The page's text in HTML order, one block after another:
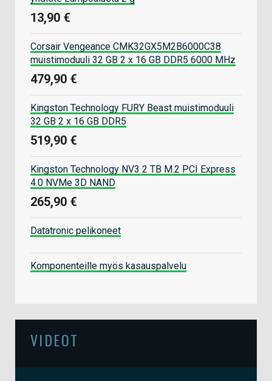
13,90 €
Corsair Vengeance CMK32GX5M2B6000C38
muistimoduuli 32 GB 2 x 16 GB DDR5 6000 MHz
479,90 €
Kingston Technology FURY Beast muistimoduuli
32 GB 2 x 16 GB DDR5
519,90 €
Kingston Technology NV3 2 TB M.2 PCI Express
4.0 NVMe 3D NAND
265,90 €
Datatronic pelikoneet
Komponenteille myös kasauspalvelu
VIDEOT